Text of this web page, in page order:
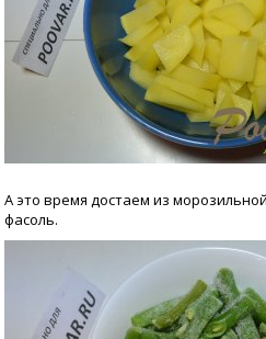
А это время достаем из
фасоль.